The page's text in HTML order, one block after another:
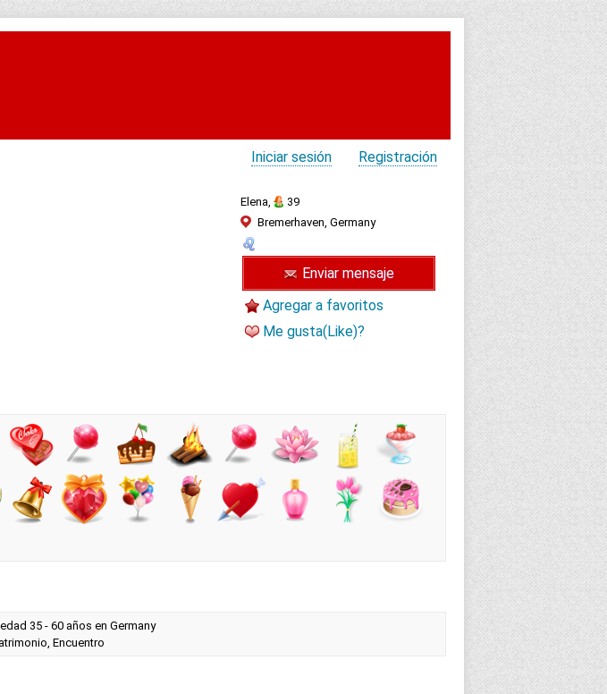
Registración
Iniciar sesión
Elena,
39
Bremerhaven, Germany
Enviar mensaje
Agregar a favoritos
Me gusta(Like)?
35 - 60 años en Germany
Encuentro